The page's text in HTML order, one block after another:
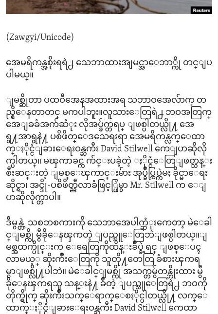
(Zawgyi/Unicode)
အေမရိကန္အစိုးရရဲ႕ သေဘာထားအျမင္အာေဘာ္ကို တင္ျပ
ပါမယ္။
ျမစ္ဆိုတာ ပထဝီအေနအထားအရ သဘာဝအေလ်ာက္ တ
ည္ရွိေနတာတင္ မကပါဘူး။လူသားေတြရဲ႕ ဘဝအတြက္
အေျခခံအက်ဆံုး လိုအပ္ခ်က္တရပ္ ျဖစ္ပါတယ္လို႔ အေ
ရွ႔အာရွနဲ႔ ပစိဖိတ္ေဒသေရးရာ အေမရိကန္လက္ေထာ
က္ႏိုင္ငံျခားေရးဝန္ႀကီး David Stilwell ကေျပာဆိုလို
က္ပါတယ္။ မၾကာခင္က က်င္းပခဲ့တဲ့ ႏိုင္ငံေတြျဖတ္သန္း
စီးဆင္းတဲ့ ျမစ္ေၾကာင္းမ်ား အုပ္ခ်ဳပ္ကြပ္ကဲမႈ ခိုင္မာေရး
ဆိုင္ရာ၊ အင္ဒို-ပစိဖိတ္ညီလာခံဖြင့္ပြဲမွာ Mr. Stilwell က ေျ
ပာဆိုလိုက္တာပါ။
ဒီမွန္တဲ့ သစၥာစကားကို သေဘာအေပါက္ဆံုးကေတာ့ မဲေခါ
င္ျမစ္ကို မွီခိုေနၾကတဲ့ ျပည္သူေတြဘဲျဖစ္ပါတယ္။ျ
မစ္အထက္ပိုင္းက ေရေတြကိုထိန္းခ်ဳပ္ခဲ့ရင္ ျဖစ္ေပၚ
လာမယ့္ ဆိုးက်ိဳးေတြကို သူတို႔တေတြ ခံစားၾကရ
မွာျဖစ္လို႔ပါဘဲ။ မဲေခါင္ျမစ္ကို အသက္တမွ်တန္ဘိုးထား မွီ
ခိုေနၾကရသူ သန္းနဲ႔ ခ်ီတဲ့ ျပည္သူေတြရဲ႕ ဘဝကို
တိုက္ရိုက္ ဆိုးက်ိဳးသက္ေရာက္ေစႏိုင္ပါတယ္လို႔ လက္ေ
ထာက္ႏိုင္ငံျခားေရးဝန္ႀကီး David Stilwell ကေထာ